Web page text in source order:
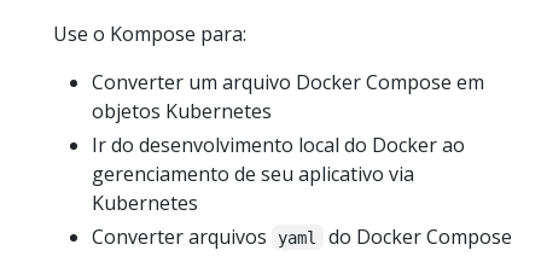
Use o Kompose para:
Converter um arquivo Docker Compose em
objetos Kubernetes
Ir do desenvolvimento local do Docker ao
gerenciamento de seu aplicativo via
Kubernetes
Converter arquivos
yaml
do Docker Compose